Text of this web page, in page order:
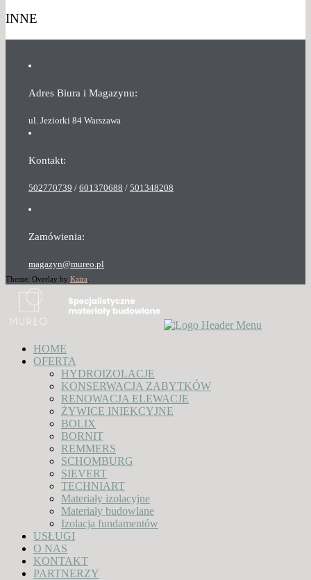
INNE
Adres Biura i Magazynu:
ul. Jeziorki 84 Warszawa
Kontakt:
502770739 / 601370688 / 501348208
Zamówienia:
magazyn@mureo.pl
Theme: Overlay by Kaira
HOME
OFERTA
HYDROIZOLACJE
KONSERWACJA ZABYTKÓW
RENOWACJA ELEWACJE
ŻYWICE INIEKCYJNE
BOLIX
BORNIT
REMMERS
SCHOMBURG
SIEVERT
TECHNIART
Materiały izolacyjne
Materiały budowlane
Izolacja fundamentów
USŁUGI
O NAS
KONTAKT
PARTNERZY